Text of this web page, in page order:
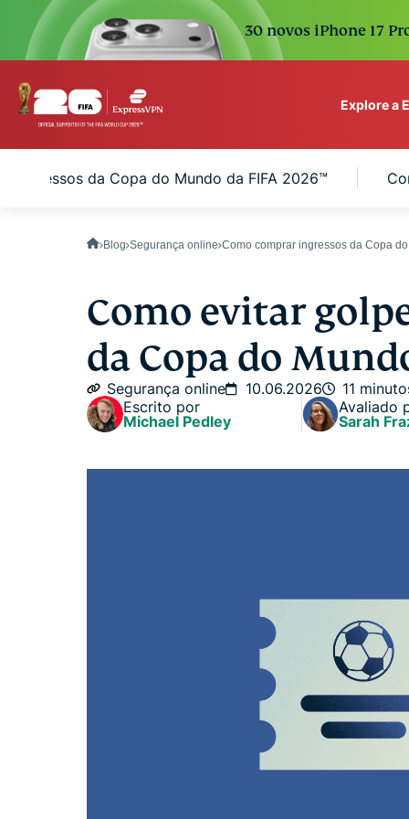
30 novos iPhone 17
Explore a
VPN protection for
ingressos da Copa do Mundo da FIFA 2026™
Blog Segurança online Como comprar ingressos da Copa
Como evitar
da Copa do
Segurança online 10.06.2026
11
Escrito por
Michael Pedley
Avaliado
Sarah